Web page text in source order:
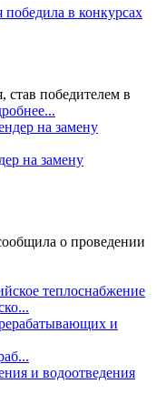
в конкурсах
став победителем в
на замену
о проведении